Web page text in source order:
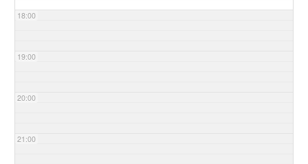
18:00
19:00
20:00
21:00